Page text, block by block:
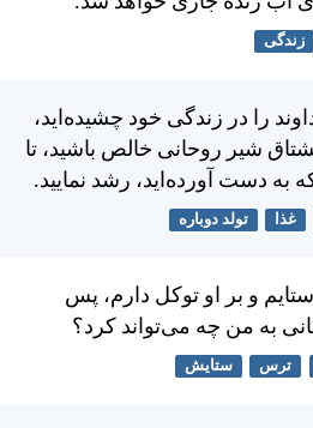
زندگی
را در زندگی خود چشيده‌ايد،
شير روحانی خالص باشيد، تا
به دست آورده‌ايد، رشد نماييد.
غذا تولد دوباره
و بر او توكل دارم، پس
به من چه می‌تواند كرد؟
ترس ستایش